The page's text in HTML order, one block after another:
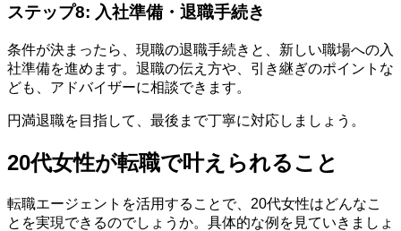
ステップ8: 入社準備・退職手続き
条件が決まったら、現職の退職手続きと、新しい職場への入
社準備を進めます。退職の伝え方や、引き継ぎのポイントな
ども、アドバイザーに相談できます。
円満退職を目指して、最後まで丁寧に対応しましょう。
20代女性が転職で叶えられること
転職エージェントを活用することで、20代女性はどんなこ
とを実現できるのでしょうか。具体的な例を見ていきましょ